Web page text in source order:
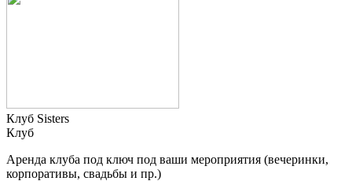
Клуб Sisters
Клуб
Аренда клуба под ключ под ваши мероприятия (вечеринки,
корпоративы, свадьбы и пр.)